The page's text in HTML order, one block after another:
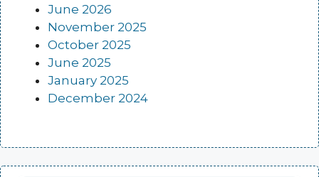
June 2026
November 2025
October 2025
June 2025
January 2025
December 2024